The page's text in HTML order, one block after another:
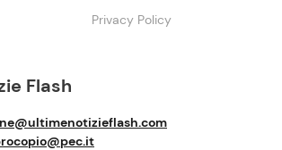
Flash
Privacy Policy